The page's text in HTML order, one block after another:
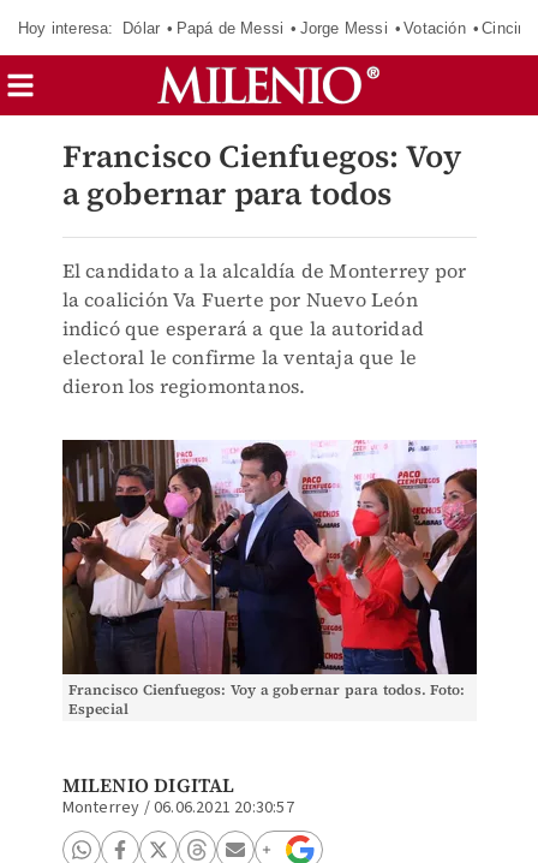
Hoy interesa: Dólar Papá de Messi Jorge Messi Votación
Francisco Cienfuegos: Voy
a gobernar para todos
El candidato a la alcaldía de Monterrey por
la coalición Va Fuerte por Nuevo León
indicó que esperará a que la autoridad
electoral le confirme la ventaja que le
dieron los regiomontanos.
Francisco Cienfuegos: Voy a gobernar para todos. Foto:
Especial
MILENIO DIGITAL
Monterrey /06.06.2021 20:30:57